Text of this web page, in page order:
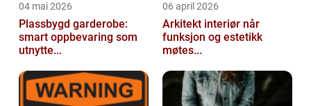
04 mai 2026
Plassbygd garderobe:
smart oppbevaring som
utnytte...
06 april 2026
Arkitekt interiør når
funksjon og estetikk
møtes...